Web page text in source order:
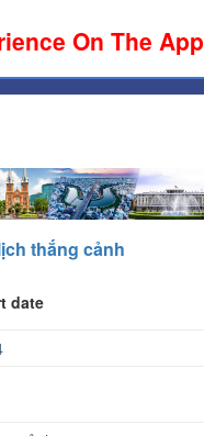
thắng cảnh
date
On The App